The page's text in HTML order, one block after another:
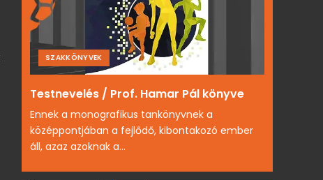
SZAKKÖNYVEK
Testnevelés / Prof. Hamar Pál könyve
Ennek a monografikus tankönyvnek a
középpontjában a fejlődő, kibontakozó ember
áll, azaz azoknak a...